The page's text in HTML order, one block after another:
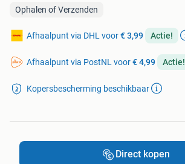
Ophalen of Verzenden
Afhaalpunt via DHL voor€ 3,99 Actie!
Afhaalpunt via PostNL voor€ 4,99 Actie!
Kopersbescherming beschikbaar
Direct kopen